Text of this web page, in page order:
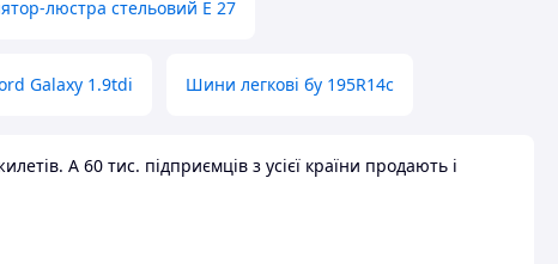
люстра стельовий E 27
Galaxy 1.9tdi Шини легкові бу 195R14c
А 60 тис. підприємців з усієї країни продають і